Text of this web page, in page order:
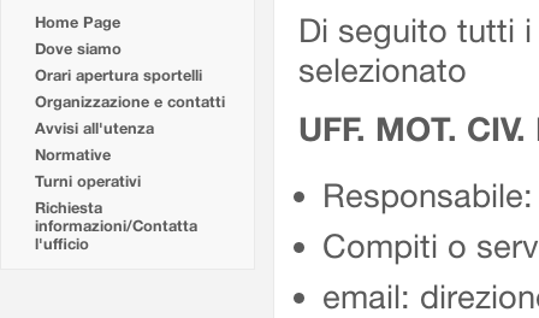
Home Page
Dove siamo
Orari apertura sportelli
Organizzazione e contatti
Avvisi all'utenza
Normative
Turni operativi
Richiesta
informazioni/Contatta
l'ufficio
Di seguito tutti
selezionato
UFF. MOT.
Compiti o
email: